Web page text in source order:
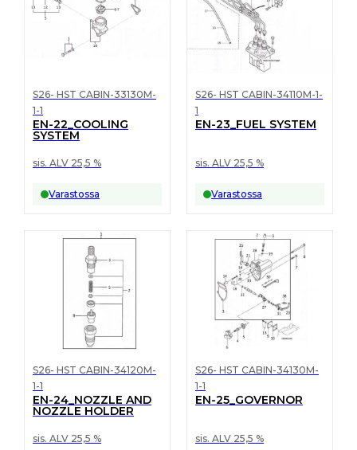
S26- HST CABIN-33130M-
1-1
EN-22_COOLING
SYSTEM
sis. ALV 25,5 %
Varastossa
S26- HST CABIN-34110M-1-
1
EN-23_FUEL SYSTEM
sis. ALV 25,5 %
Varastossa
S26- HST CABIN-34120M-
1-1
EN-24_NOZZLE AND
NOZZLE HOLDER
sis. ALV 25,5 %
S26- HST CABIN-34130M-
1-1
EN-25_GOVERNOR
sis. ALV 25,5 %